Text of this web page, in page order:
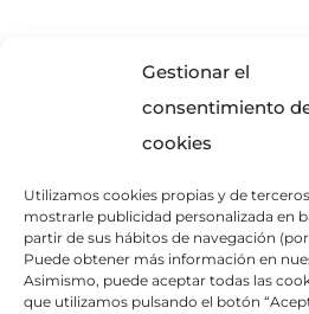
Gestionar el
consentimiento
cookies
Utilizamos cookies propias y de
mostrarle publicidad personalizada en
partir de sus hábitos de navegación
Puede obtener más información en
Asimismo, puede aceptar todas las
que utilizamos pulsando el botón
He leído y acepto laPolítica